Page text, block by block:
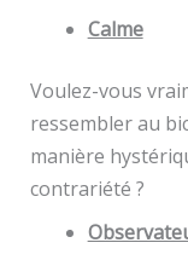
Calme
Voulez-vous
ressembler au
manière
contrariété ?